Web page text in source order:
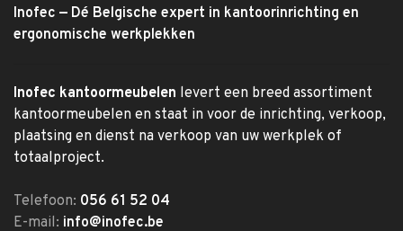
Inofec — Dé Belgische expert in kantoorinrichting en
ergonomische werkplekken
Inofec kantoormeubelen levert een breed assortiment
kantoormeubelen en staat in voor de inrichting, verkoop,
plaatsing en dienst na verkoop van uw werkplek of
totaalproject.
Telefoon: 056 61 52 04
E-mail: info@inofec.be